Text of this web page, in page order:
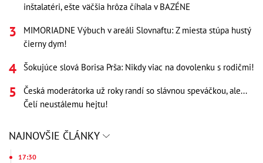
inštalatéri, ešte väčšia hrôza číhala v BAZÉNE
MIMORIADNE Výbuch v areáli Slovnaftu: Z miesta stúpa hustý
čierny dym!
Šokujúce slová Borisa Prša: Nikdy viac na dovolenku s rodičmi!
Česká moderátorka už roky randí so slávnou speváčkou, ale...
Čelí neustálemu hejtu!
NAJNOVŠIE ČLÁNKY
17:30